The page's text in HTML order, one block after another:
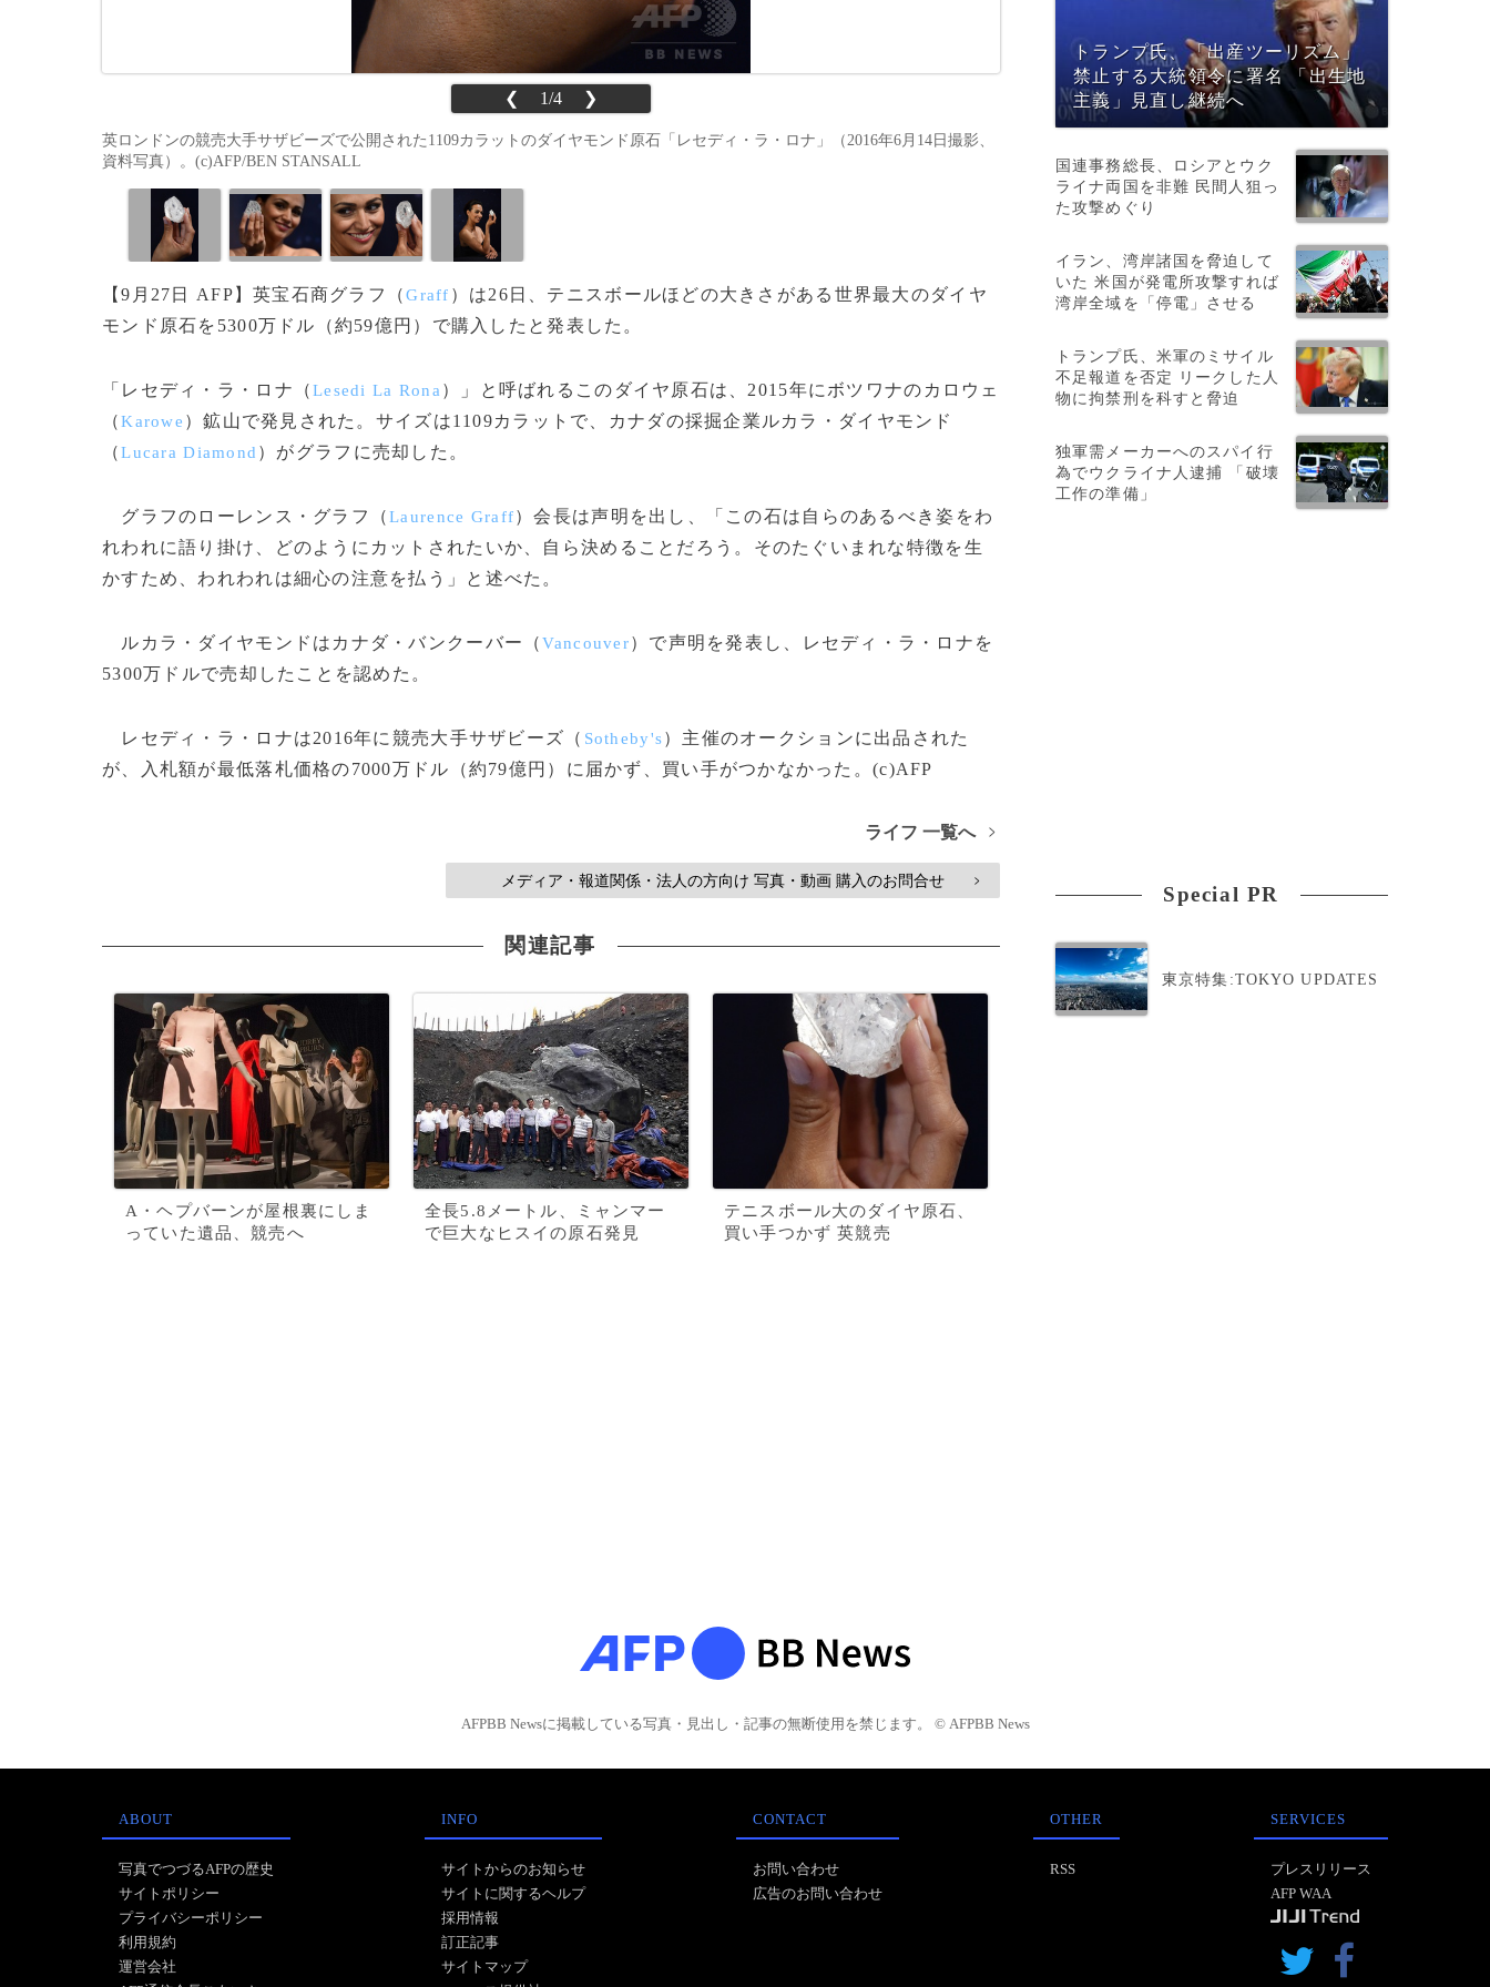
❮ 1/4 ❯
英ロンドンの競売大手サザビーズで公開された1109カラットのダイヤモンド原石「レセディ・ラ・ロナ」（2016年6月14日撮影、
資料写真）。(c)AFP/BEN STANSALL
【9月27日 AFP】英宝石商グラフ（Graff ）は26日、テニスボールほどの大きさがある世界最大のダイヤ
モンド原石を5300万ドル（約59億円）で購入したと発表した。
「レセディ・ラ・ロナ（Lesedi La Rona ）」と呼ばれるこのダイヤ原石は、2015年にボツワナのカロウェ
（Karowe ）鉱山で発見された。サイズは1109カラットで、カナダの採掘企業ルカラ・ダイヤモンド
（Lucara Diamond ）がグラフに売却した。
グラフのローレンス・グラフ（Laurence Graff）会長は声明を出し、「この石は自らのあるべき姿をわ
れわれに語り掛け、どのようにカットされたいか、自ら決めることだろう。そのたぐいまれな特徴を生
かすため、われわれは細心の注意を払う」と述べた。
ルカラ・ダイヤモンドはカナダ・バンクーバー（Vancouver）で声明を発表し、レセディ・ラ・ロナを
5300万ドルで売却したことを認めた。
レセディ・ラ・ロナは2016年に競売大手サザビーズ（ Sotheby's）主催のオークションに出品された
が、入札額が最低落札価格の7000万ドル（約79億円）に届かず、買い手がつかなかった。(c)AFP
ライフ 一覧へ >
メディア・報道関係・法人の方向け 写真・動画 購入のお問合せ >
関連記事
A・ヘプバーンが屋根裏にしま
っていた遺品、競売へ
全長5.8メートル、ミャンマー
で巨大なヒスイの原石発見
テニスボール大のダイヤ原石、
買い手つかず 英競売
トランプ氏、「出産ツーリズム」
禁止する大統領令に署名 「出生地
主義」見直し継続へ
国連事務総長、ロシアとウク
ライナ両国を非難 民間人狙っ
た攻撃めぐり
イラン、湾岸諸国を脅迫して
いた 米国が発電所攻撃すれば
湾岸全域を「停電」させる
トランプ氏、米軍のミサイル
不足報道を否定 リークした人
物に拘禁刑を科すと脅迫
独軍需メーカーへのスパイ行
為でウクライナ人逮捕 「破壊
工作の準備」
Special PR
東京特集:TOKYO UPDATES
AFPBB Newsに掲載している写真・見出し・記事の無断使用を禁じます。 © AFPBB News
ABOUT
写真でつづるAFPの歴史
サイトポリシー
プライバシーポリシー
利用規約
運営会社
INFO
サイトからのお知らせ
サイトに関するヘルプ
採用情報
訂正記事
サイトマップ
CONTACT
お問い合わせ
広告のお問い合わせ
OTHER
RSS
SERVICES
プレスリリース
AFP WAA